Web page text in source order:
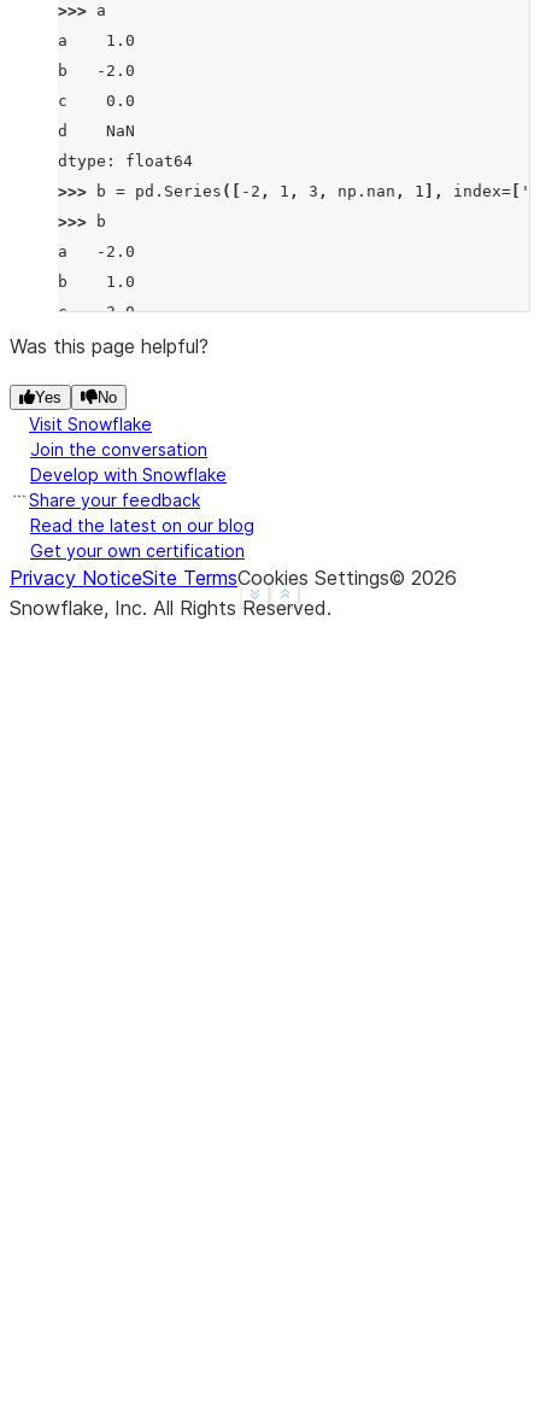
>>> a
a    1.0
b   -2.0
c    0.0
d    NaN
dtype: float64
>>>
b = pd . Series ([ - 2 , 1 , 3 , np . nan , 1 ], index=
>>>
b
a   -2.0
b    1.0
c    3.0
d    NaN
dtype: float64
>>> a.gt(b
a     True
b    False
c    False
d     None
f     None
dtype: object
Show less
See more
Was this page helpful?
Yes No
Visit Snowflake
Join the conversation
Develop with Snowflake
Share your feedback
Read the latest on our blog
Get your own certification
Privacy NoticeSite TermsCookies Settings© 2026
Snowflake, Inc. All Rights Reserved.